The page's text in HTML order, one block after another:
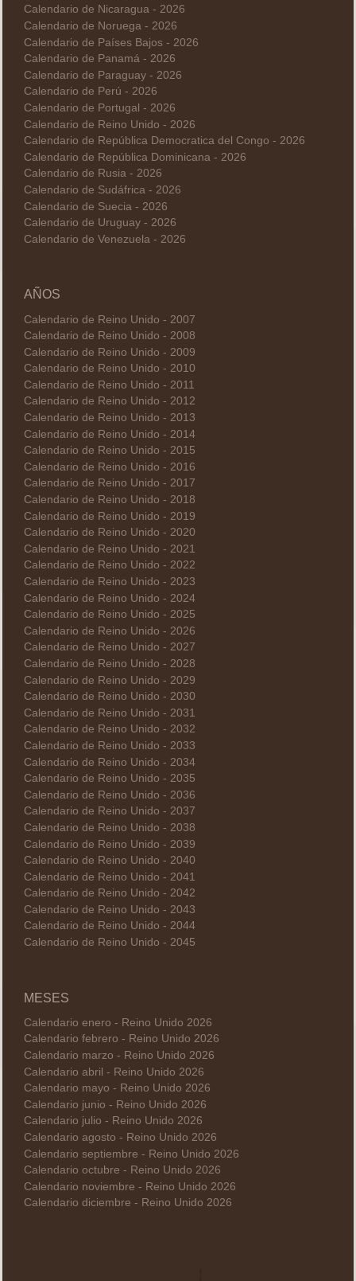
Calendario de Nicaragua - 2026
Calendario de Noruega - 2026
Calendario de Países Bajos - 2026
Calendario de Panamá - 2026
Calendario de Paraguay - 2026
Calendario de Perú - 2026
Calendario de Portugal - 2026
Calendario de Reino Unido - 2026
Calendario de República Democratica del Congo - 2026
Calendario de República Dominicana - 2026
Calendario de Rusia - 2026
Calendario de Sudáfrica - 2026
Calendario de Suecia - 2026
Calendario de Uruguay - 2026
Calendario de Venezuela - 2026
AÑOS
Calendario de Reino Unido - 2007
Calendario de Reino Unido - 2008
Calendario de Reino Unido - 2009
Calendario de Reino Unido - 2010
Calendario de Reino Unido - 2011
Calendario de Reino Unido - 2012
Calendario de Reino Unido - 2013
Calendario de Reino Unido - 2014
Calendario de Reino Unido - 2015
Calendario de Reino Unido - 2016
Calendario de Reino Unido - 2017
Calendario de Reino Unido - 2018
Calendario de Reino Unido - 2019
Calendario de Reino Unido - 2020
Calendario de Reino Unido - 2021
Calendario de Reino Unido - 2022
Calendario de Reino Unido - 2023
Calendario de Reino Unido - 2024
Calendario de Reino Unido - 2025
Calendario de Reino Unido - 2026
Calendario de Reino Unido - 2027
Calendario de Reino Unido - 2028
Calendario de Reino Unido - 2029
Calendario de Reino Unido - 2030
Calendario de Reino Unido - 2031
Calendario de Reino Unido - 2032
Calendario de Reino Unido - 2033
Calendario de Reino Unido - 2034
Calendario de Reino Unido - 2035
Calendario de Reino Unido - 2036
Calendario de Reino Unido - 2037
Calendario de Reino Unido - 2038
Calendario de Reino Unido - 2039
Calendario de Reino Unido - 2040
Calendario de Reino Unido - 2041
Calendario de Reino Unido - 2042
Calendario de Reino Unido - 2043
Calendario de Reino Unido - 2044
Calendario de Reino Unido - 2045
MESES
Calendario enero - Reino Unido 2026
Calendario febrero - Reino Unido 2026
Calendario marzo - Reino Unido 2026
Calendario abril - Reino Unido 2026
Calendario mayo - Reino Unido 2026
Calendario junio - Reino Unido 2026
Calendario julio - Reino Unido 2026
Calendario agosto - Reino Unido 2026
Calendario septiembre - Reino Unido 2026
Calendario octubre - Reino Unido 2026
Calendario noviembre - Reino Unido 2026
Calendario diciembre - Reino Unido 2026